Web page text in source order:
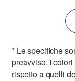
* Le specifiche
preavviso. I
rispetto a quelli